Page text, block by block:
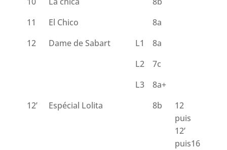
11
El Chico
8a
12
Dame de Sabart L1
8a
L2
7c
L3
8a+
12’
Espécial Lolita 8b
12
puis
12’
puis16